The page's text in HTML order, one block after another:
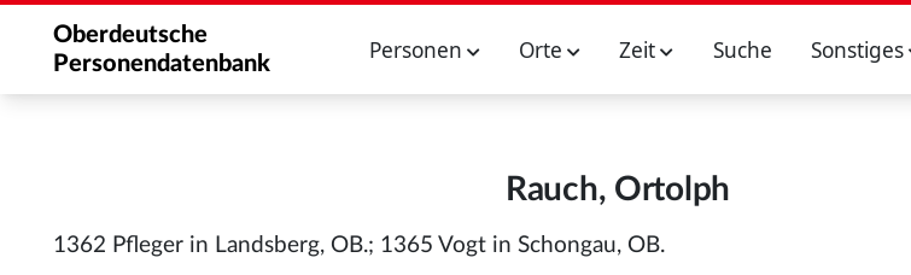
Oberdeutsche
Personendatenbank
Personen Orte Zeit Suche Sonstiges
Rauch, Ortolph
1362 Pfleger in Landsberg, OB.; 1365 Vogt in Schongau, OB.